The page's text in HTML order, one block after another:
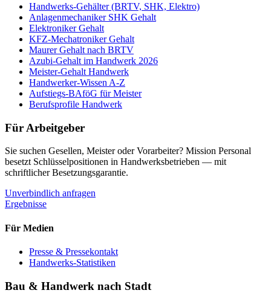
Handwerks-Gehälter (BRTV, SHK, Elektro)
Anlagenmechaniker SHK Gehalt
Elektroniker Gehalt
KFZ-Mechatroniker Gehalt
Maurer Gehalt nach BRTV
Azubi-Gehalt im Handwerk 2026
Meister-Gehalt Handwerk
Handwerker-Wissen A-Z
Aufstiegs-BAföG für Meister
Berufsprofile Handwerk
Für Arbeitgeber
Sie suchen Gesellen, Meister oder Vorarbeiter? Mission Personal
besetzt Schlüsselpositionen in Handwerksbetrieben — mit
schriftlicher Besetzungsgarantie.
Unverbindlich anfragen
Ergebnisse
Für Medien
Presse & Pressekontakt
Handwerks-Statistiken
Bau & Handwerk nach Stadt